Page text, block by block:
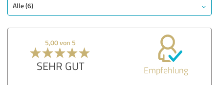
Alle (6)
5,00 von 5
SEHR GUT Empfehlung